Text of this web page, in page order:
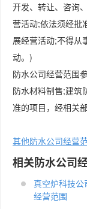
开发、转让、咨询
营活动;依法须经批
展经营活动;不得从
动。)
防水公司经营范围
防水材料制售;建筑
准的项目，经相关
其他防水公司经营
相关防水公司
真空炉科技公
经营范围